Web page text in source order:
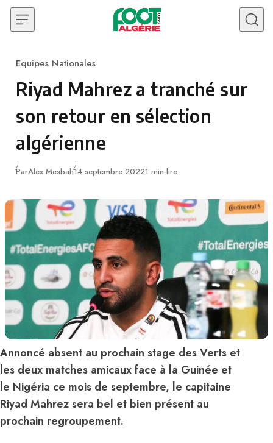
Skip to content
Category
Equipes Nationales
Riyad Mahrez a tranché sur
son retour en sélection
algérienne
ParAlex MesbahPublié
14 septembre 20221 min lire
Annoncé absent au prochain stage des Verts et
les deux matches amicaux face à la Guinée et
le Nigéria ce mois de septembre, le capitaine
Riyad Mahrez sera bel et bien présent au
prochain regroupement.